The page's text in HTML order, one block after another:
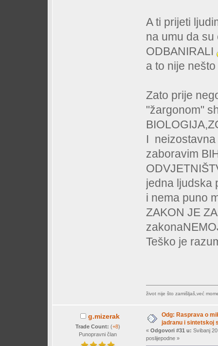
A ti prijeti
na umu da
ODBANIRALI
a to nije
Zato prije
"žargonom"
I neizostavna
zaboravim
jedna ljudska
i nema puno
ZAKON JE
Teško je
život nije što zamišljaš,već
g.mizerak
Trade Count: (+8)
Punopravni član
Odg: Rasprava o
jadranu i sintetskoj
« Odgovori #31 u: Svibanj
poslijepodne »